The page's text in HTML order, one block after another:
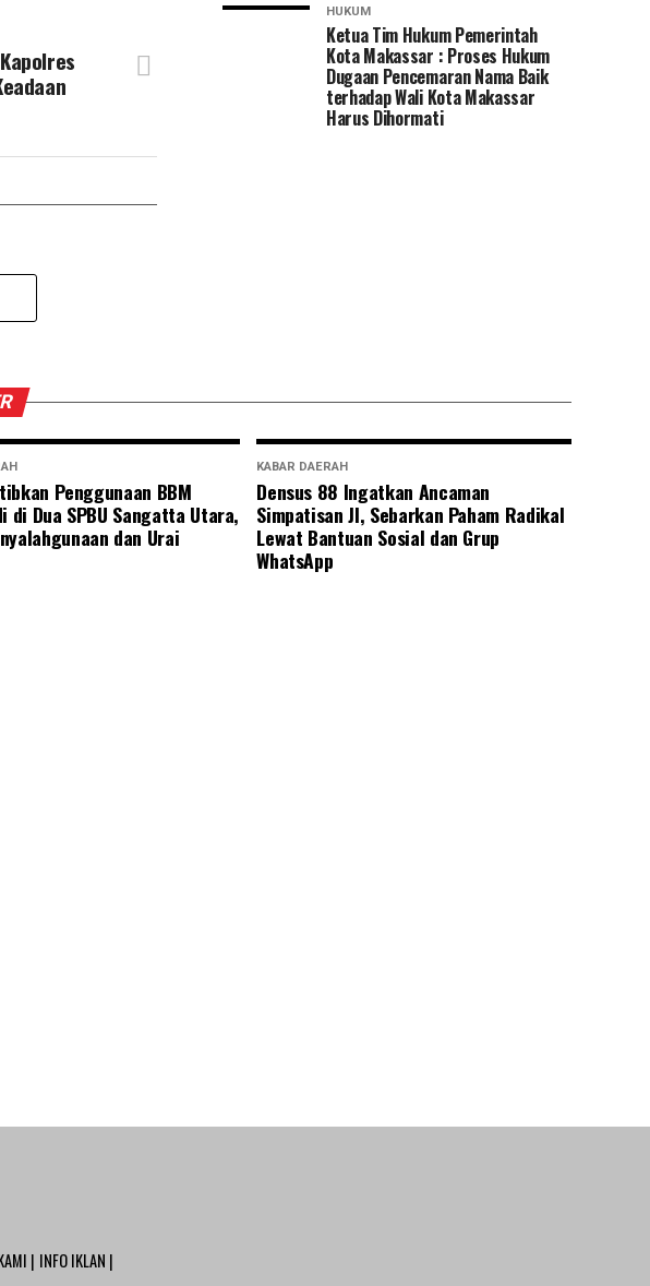
HUKUM
Ketua Tim Hukum Pemerintah
Kota Makassar : Proses Hukum
Dugaan Pencemaran Nama Baik
terhadap Wali Kota Makassar
Harus Dihormati
Penggunaan BBM
di Dua SPBU Sangatta Utara,
dan Urai
KABAR DAERAH
Densus 88 Ingatkan Ancaman
Simpatisan JI, Sebarkan Paham Radikal
Lewat Bantuan Sosial dan Grup
WhatsApp
| INFO IKLAN |